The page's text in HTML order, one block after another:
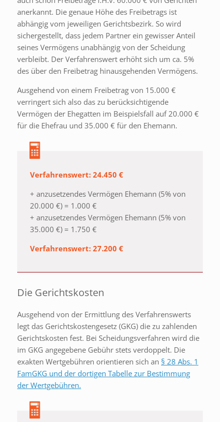
anerkannt. Die genaue Höhe des Freibetrags ist
abhängig vom jeweiligen Gerichtsbezirk. So wird
sichergestellt, dass jedem Partner ein gewisser Anteil
seines Vermögens unabhängig von der Scheidung
verbleibt. Der Verfahrenswert erhöht sich um ca. 5%
des über den Freibetrag hinausgehenden Vermögens.
Ausgehend von einem Freibetrag von 15.000 €
verringert sich also das zu berücksichtigende
Vermögen der Ehegatten im Beispielsfall auf 20.000 €
für die Ehefrau und 35.000 € für den Ehemann.
Verfahrenswert: 24.450 €
+ anzusetzendes Vermögen Ehemann (5% von
20.000 €) = 1.000 €
+ anzusetzendes Vermögen Ehemann (5% von
35.000 €) = 1.750 €
Verfahrenswert: 27.200 €
Die Gerichtskosten
Ausgehend von der Ermittlung des Verfahrenswerts
legt das Gerichtskostengesetz (GKG) die zu zahlenden
Gerichtskosten fest. Bei Scheidungsverfahren wird die
im GKG angegebene Gebühr stets verdoppelt. Die
exakten Wertgebühren orientieren sich an § 28 Abs. 1
FamGKG und der dortigen Tabelle zur Bestimmung
der Wertgebühren.